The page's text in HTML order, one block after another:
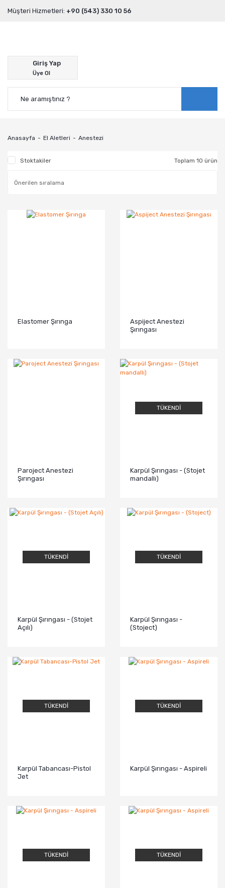
Müşteri Hizmetleri: +90 (543) 330 10 56
Giriş Yap
Üye Ol
Anasayfa El Aletleri Anestezi
Stoktakiler Toplam 10 ürün
Elastomer Şırınga
Aspiject Anestezi
Şırıngası
Paroject Anestezi
Şırıngası
TÜKENDİ
Karpül Şırıngası - (Stojet
mandallı)
TÜKENDİ
Karpül Şırıngası - (Stojet
Açılı)
TÜKENDİ
Karpül Şırıngası -
(Stoject)
TÜKENDİ
Karpül Tabancası-Pistol
Jet
TÜKENDİ
Karpül Şırıngası - Aspireli
TÜKENDİ TÜKENDİ